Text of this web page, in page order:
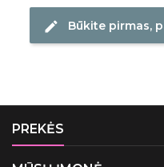
edit Būkite pirmas,
PREKĖS